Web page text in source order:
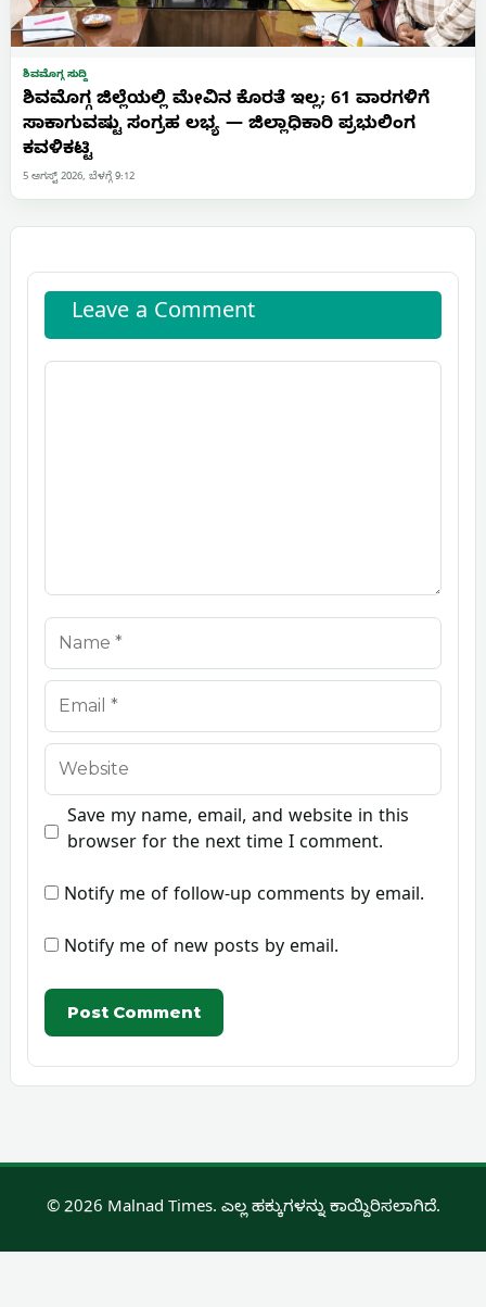
ಶಿವಮೊಗ್ಗ ಸುದ್ದಿ
ಶಿವಮೊಗ್ಗ ಜಿಲ್ಲೆಯಲ್ಲಿ ಮೇವಿನ ಕೊರತೆ ಇಲ್ಲ; 61 ವಾರಗಳಿಗೆ
ಸಾಕಾಗುವಷ್ಟು ಸಂಗ್ರಹ ಲಭ್ಯ — ಜಿಲ್ಲಾಧಿಕಾರಿ ಪ್ರಭುಲಿಂಗ
ಕವಳಿಕಟ್ಟಿ
5 ಆಗಸ್ಟ್ 2026, ಬೆಳಗ್ಗೆ 9:12
Leave a Comment
Comment
Name
Email
Website
Save my name, email, and website in this
browser for the next time I comment.
Notify me of follow-up comments by email.
Notify me of new posts by email.
© 2026 Malnad Times. ಎಲ್ಲ ಹಕ್ಕುಗಳನ್ನು ಕಾಯ್ದಿರಿಸಲಾಗಿದೆ.